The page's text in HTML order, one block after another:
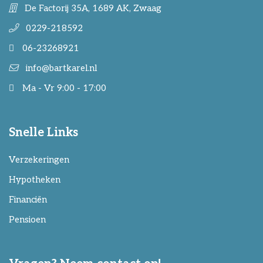
De Factorij 35A, 1689 AK, Zwaag
0229-218592
06-23268921
info@bartkarel.nl
Ma - Vr 9:00 - 17:00
Snelle Links
Verzekeringen
Hypotheken
Financiën
Pensioen